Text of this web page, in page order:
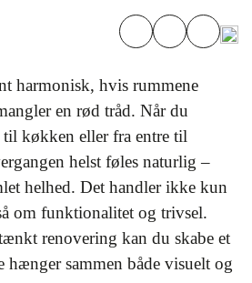
harmonisk, hvis rummene
en rød tråd. Når du
køkken eller fra entre til
helst føles naturlig –
helhed. Det handler ikke kun
om funktionalitet og trivsel.
renovering kan du skabe et
hænger sammen både visuelt og